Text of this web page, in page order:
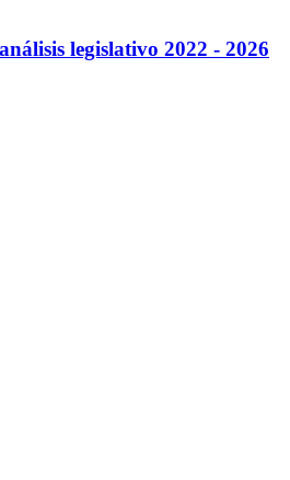
legislativo 2022 - 2026